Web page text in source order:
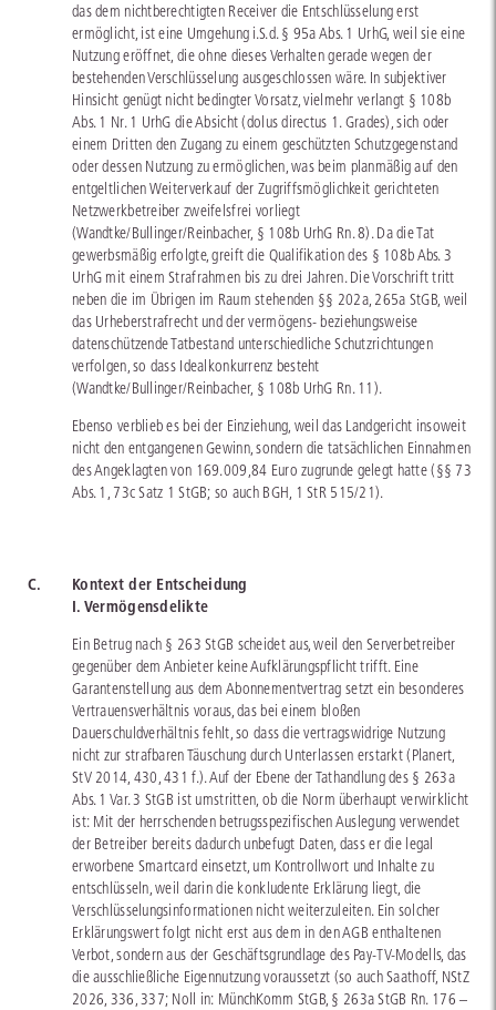
das dem nichtberechtigten Receiver die Entschlüsselung erst
ermöglicht, ist eine Umgehung i.S.d. § 95a Abs. 1 UrhG, weil sie eine
Nutzung eröffnet, die ohne dieses Verhalten gerade wegen der
bestehenden Verschlüsselung ausgeschlossen wäre. In subjektiver
Hinsicht genügt nicht bedingter Vorsatz, vielmehr verlangt § 108b
Abs. 1 Nr. 1 UrhG die Absicht (dolus directus 1. Grades), sich oder
einem Dritten den Zugang zu einem geschützten Schutzgegenstand
oder dessen Nutzung zu ermöglichen, was beim planmäßig auf den
entgeltlichen Weiterverkauf der Zugriffsmöglichkeit gerichteten
Netzwerkbetreiber zweifelsfrei vorliegt
(Wandtke/Bullinger/Reinbacher, § 108b UrhG Rn. 8). Da die Tat
gewerbsmäßig erfolgte, greift die Qualifikation des § 108b Abs. 3
UrhG mit einem Strafrahmen bis zu drei Jahren. Die Vorschrift tritt
neben die im Übrigen im Raum stehenden §§ 202a, 265a StGB, weil
das Urheberstrafrecht und der vermögens- beziehungsweise
datenschützende Tatbestand unterschiedliche Schutzrichtungen
verfolgen, so dass Idealkonkurrenz besteht
(Wandtke/Bullinger/Reinbacher, § 108b UrhG Rn. 11).
Ebenso verblieb es bei der Einziehung, weil das Landgericht insoweit
nicht den entgangenen Gewinn, sondern die tatsächlichen Einnahmen
des Angeklagten von 169.009,84 Euro zugrunde gelegt hatte (§§ 73
Abs. 1, 73c Satz 1 StGB; so auch BGH, 1 StR 515/21).
C.
Kontext der Entscheidung
I. Vermögensdelikte
Ein Betrug nach § 263 StGB scheidet aus, weil den Serverbetreiber
gegenüber dem Anbieter keine Aufklärungspflicht trifft. Eine
Garantenstellung aus dem Abonnementvertrag setzt ein besonderes
Vertrauensverhältnis voraus, das bei einem bloßen
Dauerschuldverhältnis fehlt, so dass die vertragswidrige Nutzung
nicht zur strafbaren Täuschung durch Unterlassen erstarkt (Planert,
StV 2014, 430, 431 f.). Auf der Ebene der Tathandlung des § 263a
Abs. 1 Var. 3 StGB ist umstritten, ob die Norm überhaupt verwirklicht
ist: Mit der herrschenden betrugsspezifischen Auslegung verwendet
der Betreiber bereits dadurch unbefugt Daten, dass er die legal
erworbene Smartcard einsetzt, um Kontrollwort und Inhalte zu
entschlüsseln, weil darin die konkludente Erklärung liegt, die
Verschlüsselungsinformationen nicht weiterzuleiten. Ein solcher
Erklärungswert folgt nicht erst aus dem in den AGB enthaltenen
Verbot, sondern aus der Geschäftsgrundlage des Pay-TV-Modells, das
die ausschließliche Eigennutzung voraussetzt (so auch Saathoff, NStZ
2026, 336, 337; Noll in: MünchKomm StGB, § 263a StGB Rn. 176 –